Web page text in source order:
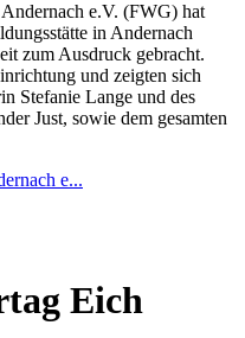
e.V. (FWG) hat
in Andernach
zum Ausdruck gebracht.
und zeigten sich
Stefanie Lange und des
Just, sowie dem gesamten
e...